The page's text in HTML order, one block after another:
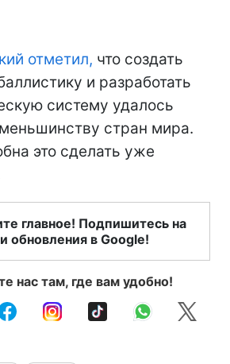
отметил, что создать
и разработать
систему удалось
стран мира.
это сделать уже
главное! Подпишитесь на
обновления в Google!
нас там, где вам удобно!